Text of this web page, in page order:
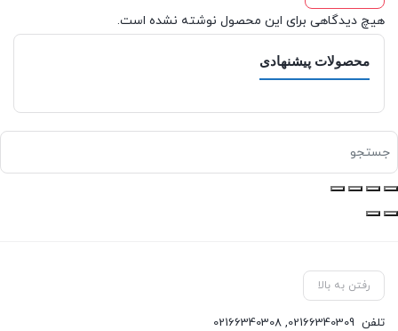
هیچ دیدگاهی برای این محصول نوشته نشده است.
محصولات پیشنهادی
رفتن به بالا
تلفن 02166340309
,
02166340308